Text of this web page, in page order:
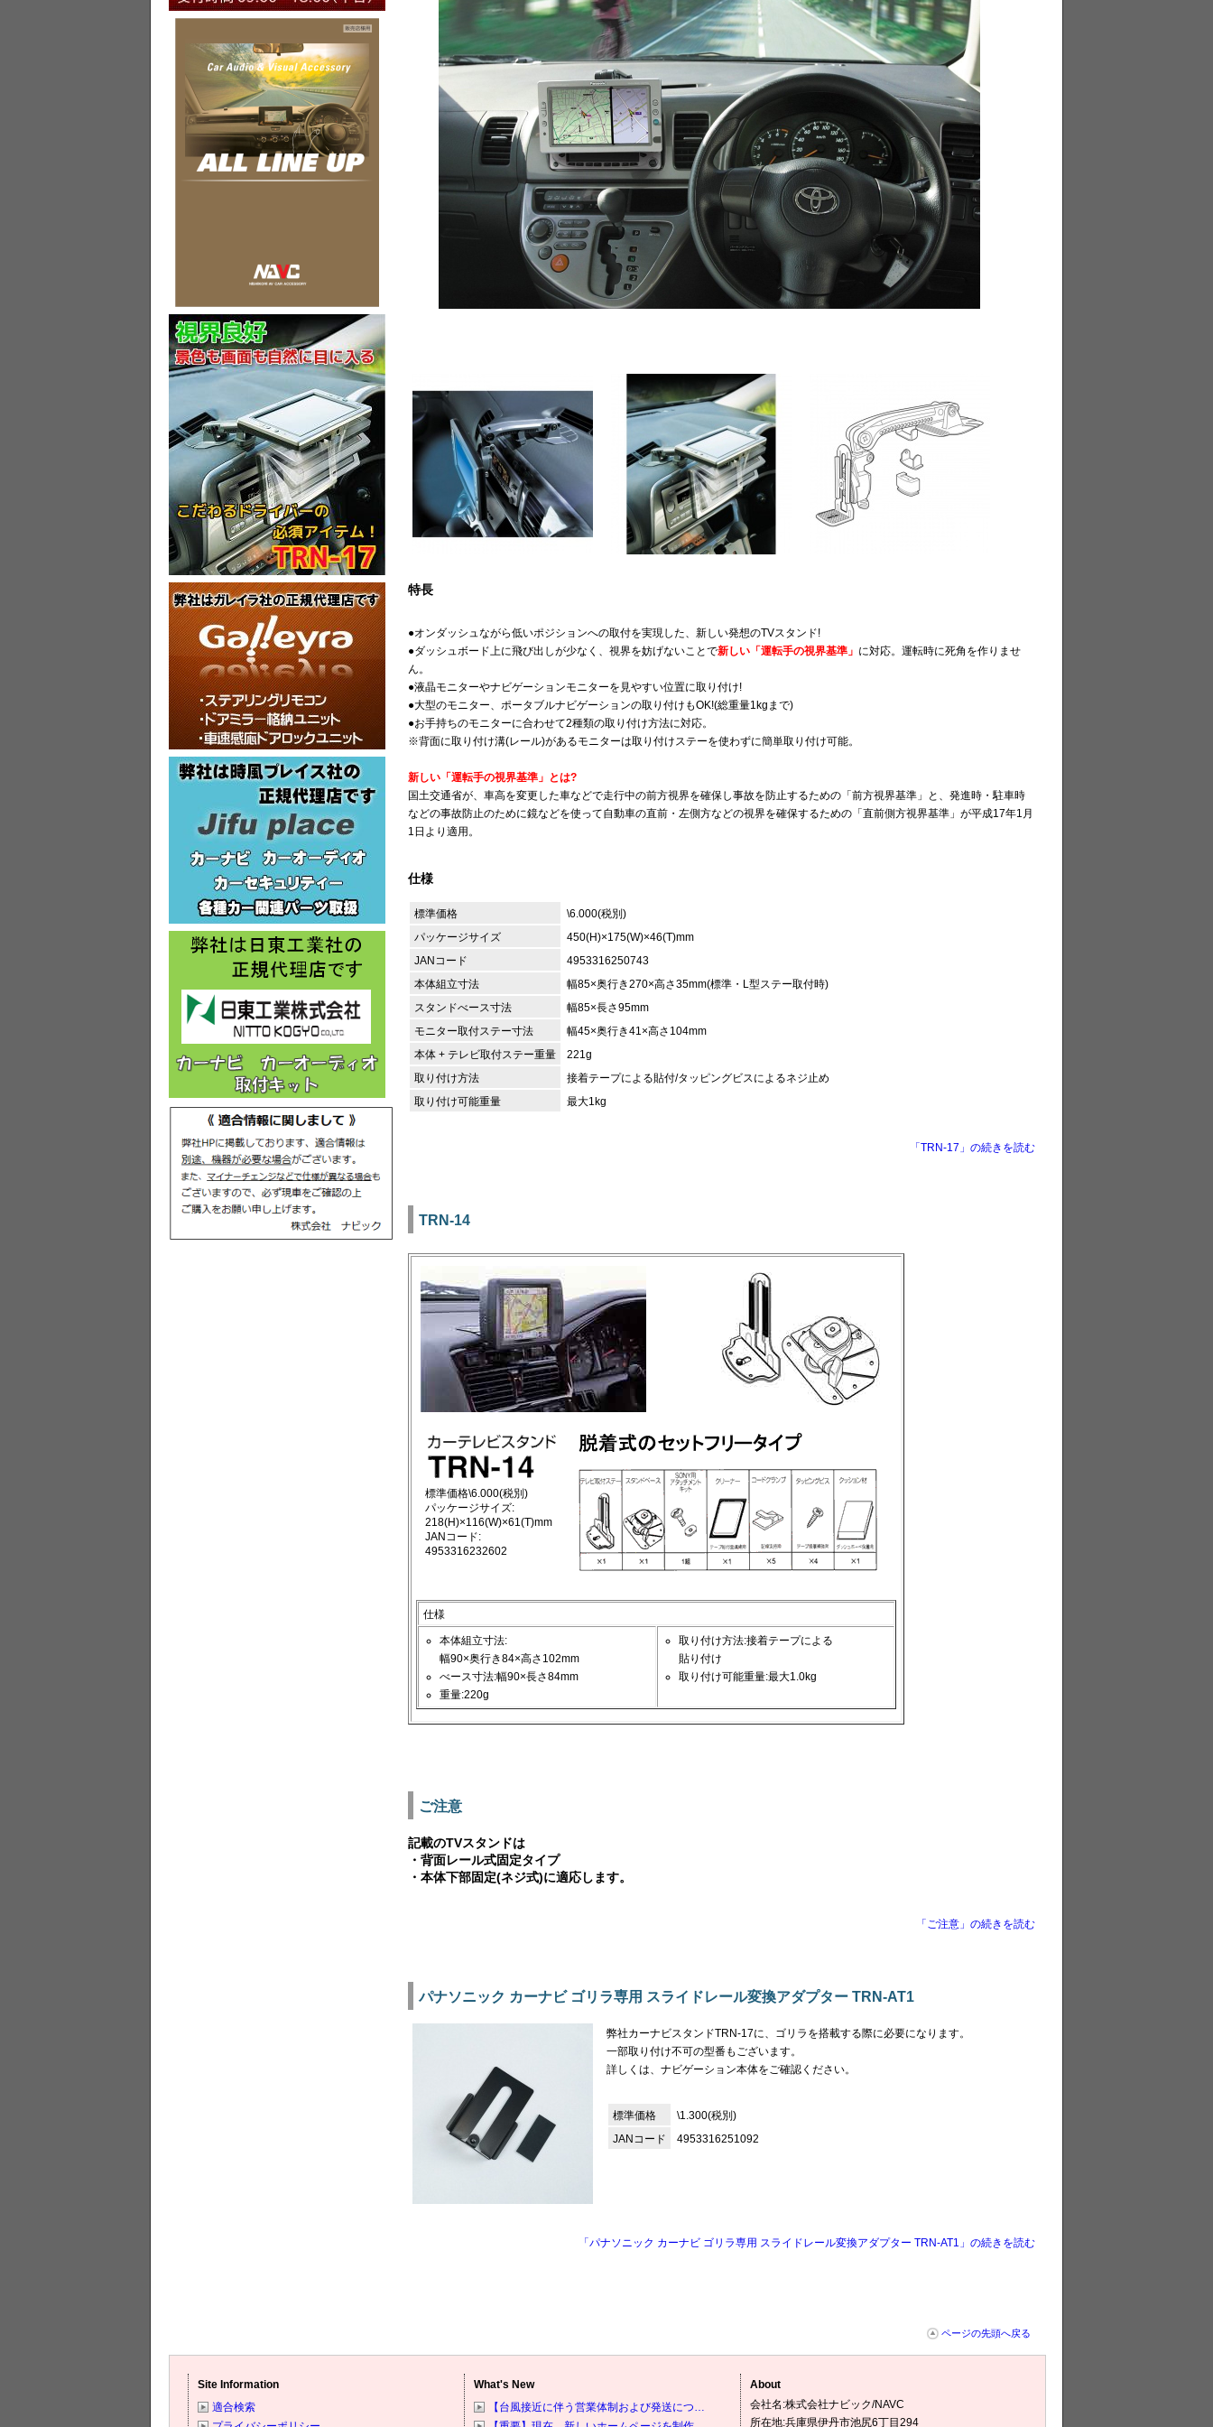
特長
●オンダッシュながら低いポジションへの取付を実現した、新しい発想のTVスタンド!
●ダッシュボード上に飛び出しが少なく、視界を妨げないことで新しい「運転手の視界基準」 に対応。運転時に死角を作りませ
ん。
●液晶モニターやナビゲーションモニターを見やすい位置に取り付け!
●大型のモニター、ポータブルナビゲーションの取り付けもOK!(総重量1kgまで)
●お手持ちのモニターに合わせて2種類の取り付け方法に対応。
※背面に取り付け溝(レール)があるモニターは取り付けステーを使わずに簡単取り付け可能。
新しい「運転手の視界基準」とは?
国土交通省が、車高を変更した車などで走行中の前方視界を確保し事故を防止するための「前方視界基準」と、発進時・駐車時
などの事故防止のために鏡などを使って自動車の直前・左側方などの視界を確保するための「直前側方視界基準」が平成17年1月
1日より適用。
仕様
標準価格
\6.000(税別)
パッケージサイズ
450(H)×175(W)×46(T)mm
JANコード
4953316250743
本体組立寸法
幅85×奥行き270×高さ35mm(標準・L型ステー取付時)
スタンドべース寸法
幅85×長さ95mm
モニター取付ステー寸法
幅45×奥行き41×高さ104mm
本体 + テレビ取付ステー重量
221g
取り付け方法
接着テープによる貼付/タッピングビスによるネジ止め
取り付け可能重量
最大1kg
「TRN-17」の続きを読む
TRN-14
標準価格\6.000(税別)
パッケージサイズ:
218(H)×116(W)×61(T)mm
JANコード:
4953316232602
仕様
本体組立寸法:
幅90×奥行き84×高さ102mm
べース寸法:幅90×長さ84mm
重量:220g
取り付け方法:接着テープによる
貼り付け
取り付け可能重量:最大1.0kg
ご注意
記載のTVスタンドは
・背面レール式固定タイプ
・本体下部固定(ネジ式)に適応します。
「ご注意」の続きを読む
パナソニック カーナビ ゴリラ専用 スライドレール変換アダプター TRN-AT1
弊社カーナビスタンドTRN-17に、ゴリラを搭載する際に必要になります。
一部取り付け不可の型番もございます。
詳しくは、ナビゲーション本体をご確認ください。
標準価格
\1.300(税別)
JANコード
4953316251092
「パナソニック カーナビ ゴリラ専用 スライドレール変換アダプター TRN-AT1」の続きを読む
ページの先頭へ戻る
Site Information
適合検索
What's New
【台風接近に伴う営業体制および発送につ…
About
会社名:株式会社ナビック/NAVC
所在地:兵庫県伊丹市池尻6丁目294